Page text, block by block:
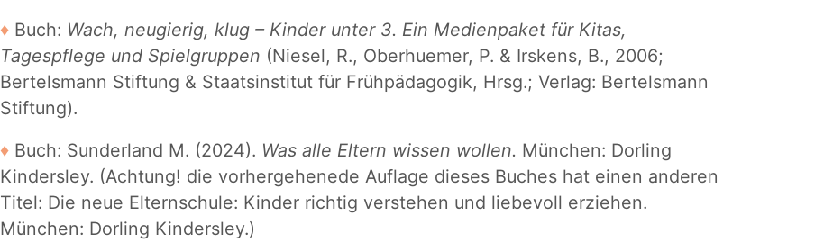
♦ Buch: Wach, neugierig, klug – Kinder unter 3. Ein Medienpaket für Kitas,
Tagespflege und Spielgruppen (Niesel, R., Oberhuemer, P. & Irskens, B., 2006;
Bertelsmann Stiftung & Staatsinstitut für Frühpädagogik, Hrsg.; Verlag: Bertelsmann
Stiftung).
♦ Buch: Sunderland M. (2024). Was alle Eltern wissen wollen. München: Dorling
Kindersley. (Achtung! die vorhergehenede Auflage dieses Buches hat einen anderen
Titel: Die neue Elternschule: Kinder richtig verstehen und liebevoll erziehen.
München: Dorling Kindersley.)